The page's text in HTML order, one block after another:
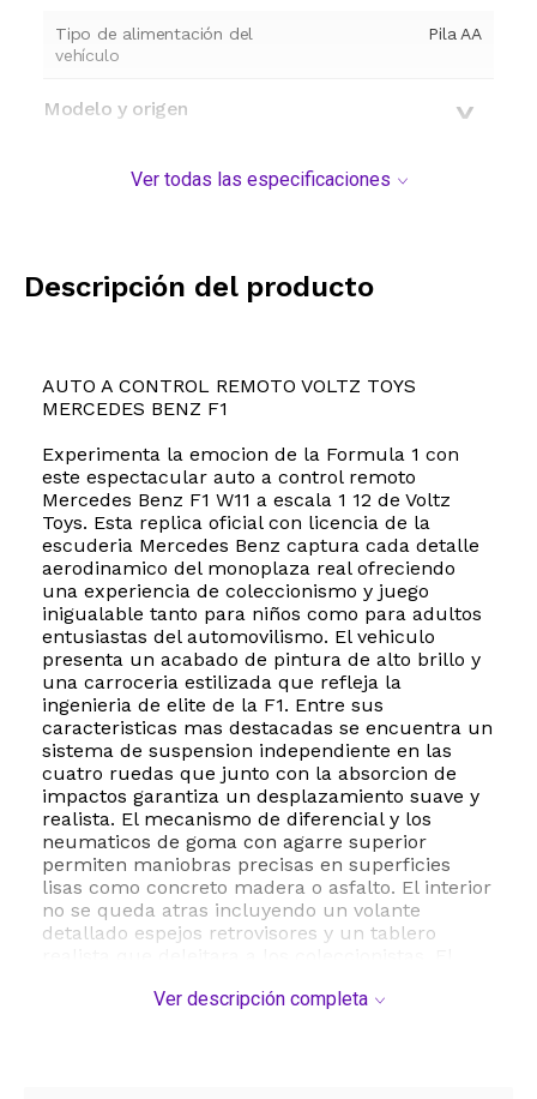
Tipo de alimentación del
vehículo
Pila AA
Modelo y origen
Ver todas las especificaciones
Descripción del producto
AUTO A CONTROL REMOTO VOLTZ TOYS
MERCEDES BENZ F1
Experimenta la emocion de la Formula 1 con
este espectacular auto a control remoto
Mercedes Benz F1 W11 a escala 1 12 de Voltz
Toys. Esta replica oficial con licencia de la
escuderia Mercedes Benz captura cada detalle
aerodinamico del monoplaza real ofreciendo
una experiencia de coleccionismo y juego
inigualable tanto para niños como para adultos
entusiastas del automovilismo. El vehiculo
presenta un acabado de pintura de alto brillo y
una carroceria estilizada que refleja la
ingenieria de elite de la F1. Entre sus
caracteristicas mas destacadas se encuentra un
sistema de suspension independiente en las
cuatro ruedas que junto con la absorcion de
impactos garantiza un desplazamiento suave y
realista. El mecanismo de diferencial y los
neumaticos de goma con agarre superior
permiten maniobras precisas en superficies
lisas como concreto madera o asfalto. El interior
no se queda atras incluyendo un volante
detallado espejos retrovisores y un tablero
una conexion estable y libre de interferencias
Ver descripción completa